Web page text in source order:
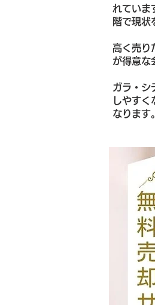
れていま
階で現状
高く売り
が得意な
ガラ・シ
しやす
なります。